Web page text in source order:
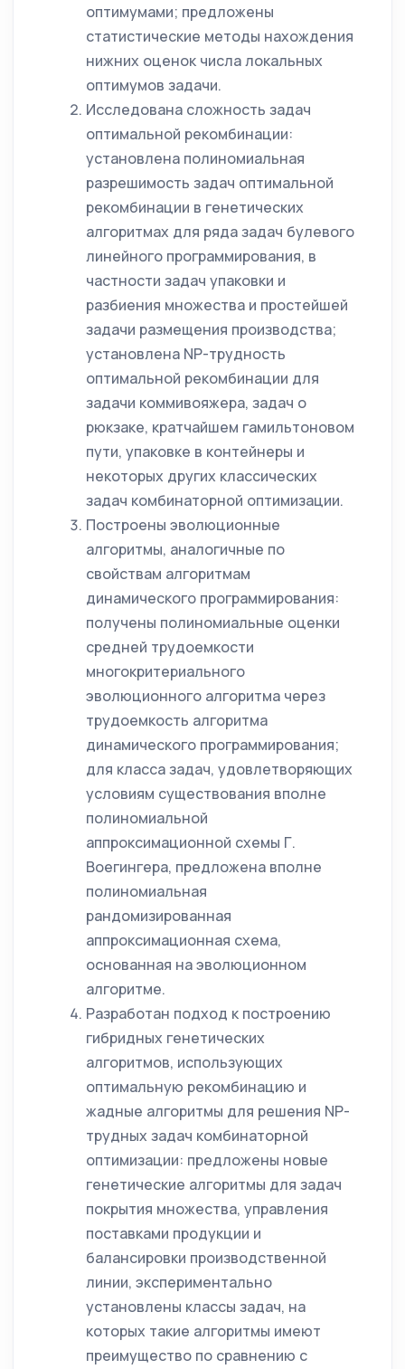
оптимумами; предложены
статистические методы нахождения
нижних оценок числа локальных
оптимумов задачи.
Исследована сложность задач
оптимальной рекомбинации:
установлена полиномиальная
разрешимость задач оптимальной
рекомбинации в генетических
алгоритмах для ряда задач булевого
линейного программирования, в
частности задач упаковки и
разбиения множества и простейшей
задачи размещения производства;
установлена NP-трудность
оптимальной рекомбинации для
задачи коммивояжера, задач о
рюкзаке, кратчайшем гамильтоновом
пути, упаковке в контейнеры и
некоторых других классических
задач комбинаторной оптимизации.
Построены эволюционные
алгоритмы, аналогичные по
свойствам алгоритмам
динамического программирования:
получены полиномиальные оценки
средней трудоемкости
многокритериального
эволюционного алгоритма через
трудоемкость алгоритма
динамического программирования;
для класса задач, удовлетворяющих
условиям существования вполне
полиномиальной
аппроксимационной схемы Г.
Воегингера, предложена вполне
полиномиальная
рандомизированная
аппроксимационная схема,
основанная на эволюционном
алгоритме.
Разработан подход к построению
гибридных генетических
алгоритмов, использующих
оптимальную рекомбинацию и
жадные алгоритмы для решения NP-
трудных задач комбинаторной
оптимизации: предложены новые
генетические алгоритмы для задач
покрытия множества, управления
поставками продукции и
балансировки производственной
линии, экспериментально
установлены классы задач, на
которых такие алгоритмы имеют
преимущество по сравнению с